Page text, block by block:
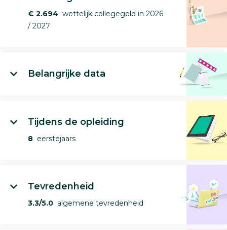
€ 2.694 wettelijk collegegeld in 2026
/ 2027
Belangrijke data
Tijdens de opleiding
8 eerstejaars
Tevredenheid
3.3/5.0 algemene tevredenheid